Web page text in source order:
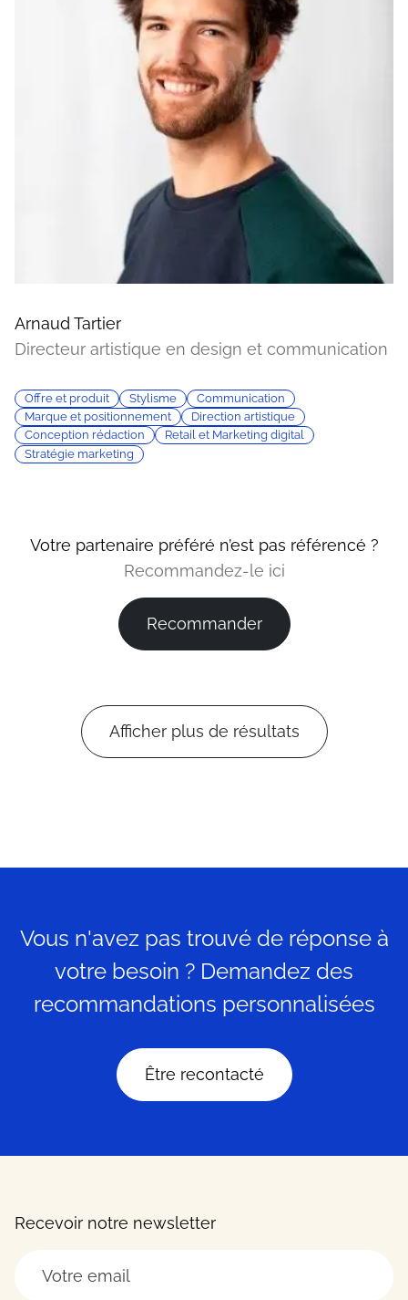
Arnaud Tartier
Directeur artistique en design et communication
Offre et produit Stylisme
Communication
Marque et positionnement
Direction artistique
Conception rédaction
Retail et Marketing digital
Stratégie marketing
Votre partenaire préféré n’est pas référencé ?
Recommandez-le ici
Recommander
Afficher plus de résultats
Vous n'avez pas trouvé de réponse à
votre besoin ? Demandez des
recommandations personnalisées
Être recontacté
Recevoir notre newsletter